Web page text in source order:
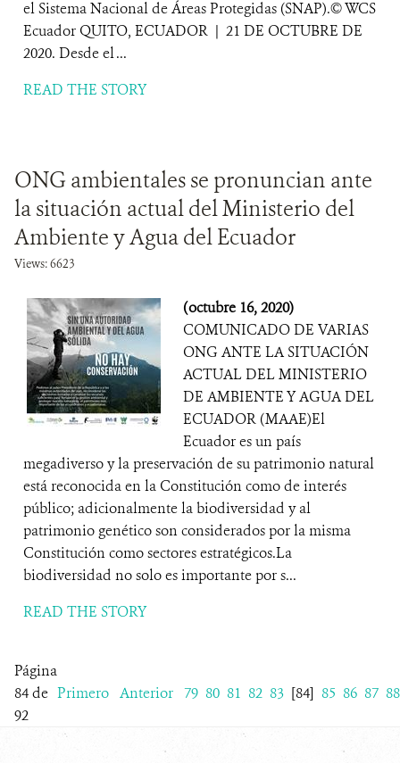
el Sistema Nacional de Áreas Protegidas (SNAP).© WCS
Ecuador QUITO, ECUADOR | 21 DE OCTUBRE DE
2020. Desde el ...
READ THE STORY
ONG ambientales se pronuncian ante
la situación actual del Ministerio del
Ambiente y Agua del Ecuador
Views: 6623
(octubre 16, 2020)
COMUNICADO DE VARIAS
ONG ANTE LA SITUACIÓN
ACTUAL DEL MINISTERIO
DE AMBIENTE Y AGUA DEL
ECUADOR (MAAE)El
Ecuador es un país
megadiverso y la preservación de su patrimonio natural
está reconocida en la Constitución como de interés
público; adicionalmente la biodiversidad y al
patrimonio genético son considerados por la misma
Constitución como sectores estratégicos.La
biodiversidad no solo es importante por s...
READ THE STORY
Página
84 de
92
Primero Anterior 79 80 81 82 83 [84] 85 86 87 88